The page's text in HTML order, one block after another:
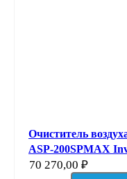
Очиститель
ASP-200SPMAX
70 270,00 ₽